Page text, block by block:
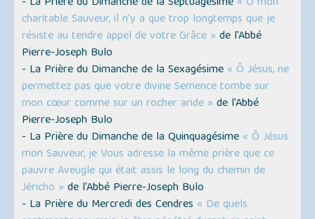
charitable Sauveur, il n'y a que trop longtemps que je
résiste au tendre appel de votre Grâce » de l'Abbé
Pierre-Joseph Bulo
- La Prière du Dimanche de la Sexagésime « Ô Jésus, ne
permettez pas que votre divine Semence tombe sur
mon cœur comme sur un rocher aride » de l'Abbé
Pierre-Joseph Bulo
- La Prière du Dimanche de la Quinquagésime « Ô Jésus
mon Sauveur, je Vous adresse la même prière que ce
pauvre Aveugle qui était assis le long du chemin de
Jéricho » de l'Abbé Pierre-Joseph Bulo
- La Prière du Mercredi des Cendres « De quels